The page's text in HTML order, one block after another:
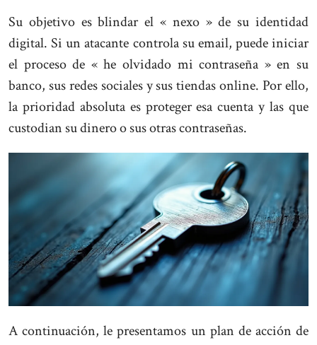
Su objetivo es blindar el « nexo » de su identidad
digital. Si un atacante controla su email, puede iniciar
el proceso de « he olvidado mi contraseña » en su
banco, sus redes sociales y sus tiendas online. Por ello,
la prioridad absoluta es proteger esa cuenta y las que
custodian su dinero o sus otras contraseñas.
A continuación, le presentamos un plan de acción de